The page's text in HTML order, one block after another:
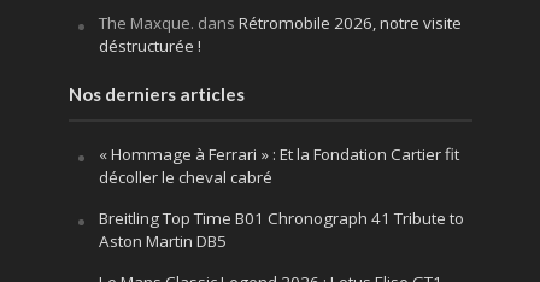
The Maxque. dans Rétromobile 2026, notre visite
déstructurée !
Nos derniers articles
« Hommage à Ferrari » : Et la Fondation Cartier fit
décoller le cheval cabré
Breitling Top Time B01 Chronograph 41 Tribute to
Aston Martin DB5